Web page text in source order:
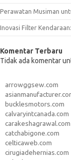
Perawatan Musiman
Inovasi Filter
Komentar Terbaru
Tidak ada komentar
arrowggsew.com
bucklesmotors.com
calvaryintcanada.com
carakeshagrawal.com
catchabigone.com
celticaweb.com
cirugiadehernias.com